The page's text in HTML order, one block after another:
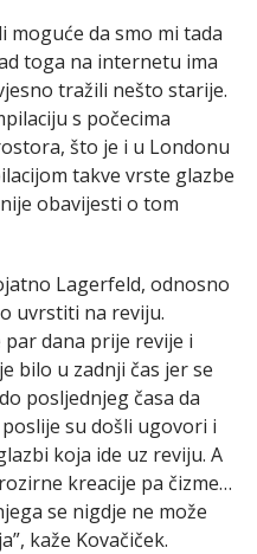
moguće da smo mi tada
toga na internetu ima
tražili nešto starije.
s počecima
što je i u Londonu
takve vrste glazbe
obavijesti o tom
Lagerfeld, odnosno
uvrstiti na reviju.
dana prije revije i
bilo u zadnji čas jer se
posljednjeg časa da
su došli ugovori i
koja ide uz reviju. A
kreacije pa čizme…
se nigdje ne može
kaže Kovačiček.